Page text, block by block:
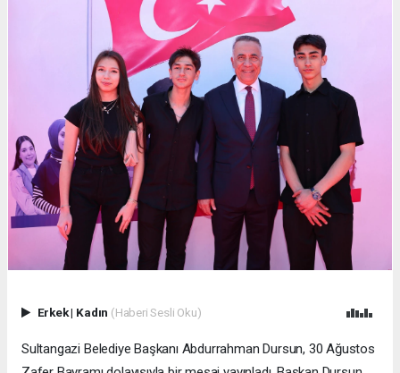
Erkek| Kadın (Haberi Sesli Oku)
Sultangazi Belediye Başkanı Abdurrahman Dursun, 30 Ağustos